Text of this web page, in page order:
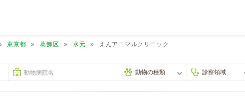
東京都 葛飾区 水元 えんアニマルクリニック